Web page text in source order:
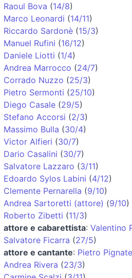
Raoul Bova (14/8)
Marco Leonardi (14/11)
Riccardo Sardonè (15/3)
Manuel Rufini (16/12)
Daniele Liotti (1/4)
Andrea Marrocco (24/7)
Corrado Nuzzo (25/3)
Pietro Sermonti (25/10)
Diego Casale (29/5)
Stefano Accorsi (2/3)
Massimo Bulla (30/4)
Victor Alfieri (30/7)
Dario Casalini (30/7)
Salvatore Lazzaro (3/11)
Edoardo Sylos Labini (4/12)
Clemente Pernarella (9/10)
Andrea Sartoretti (attore) (9/10)
Roberto Zibetti (11/3)
attore e cabarettista: Valentino
Salvatore Ficarra (27/5)
attore e cantante: Pietro
Andrea Rivera (23/3)